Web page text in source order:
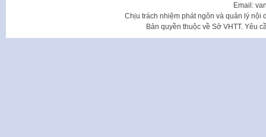
Email:
Chịu trách nhiệm phát ngôn và quản lý nội
Bản quyền thuộc về Sở VHTT. Yêu